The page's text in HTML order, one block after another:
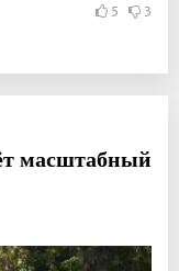
5 3
масштабный